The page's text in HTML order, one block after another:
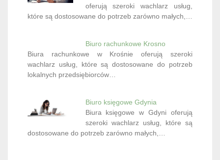
oferują szeroki wachlarz usług,
które są dostosowane do potrzeb zarówno małych,…
Biuro rachunkowe Krosno
Biura rachunkowe w Krośnie oferują szeroki
wachlarz usług, które są dostosowane do potrzeb
lokalnych przedsiębiorców…
Biuro księgowe Gdynia
Biura księgowe w Gdyni oferują
szeroki wachlarz usług, które są
dostosowane do potrzeb zarówno małych,…